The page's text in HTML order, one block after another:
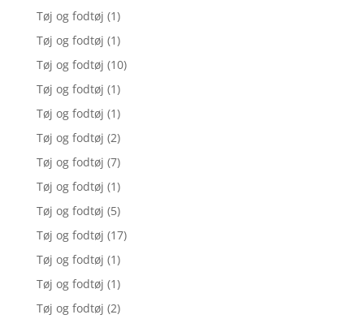
Tøj og fodtøj (1)
Tøj og fodtøj (1)
Tøj og fodtøj (10)
Tøj og fodtøj (1)
Tøj og fodtøj (1)
Tøj og fodtøj (2)
Tøj og fodtøj (7)
Tøj og fodtøj (1)
Tøj og fodtøj (5)
Tøj og fodtøj (17)
Tøj og fodtøj (1)
Tøj og fodtøj (1)
Tøj og fodtøj (2)